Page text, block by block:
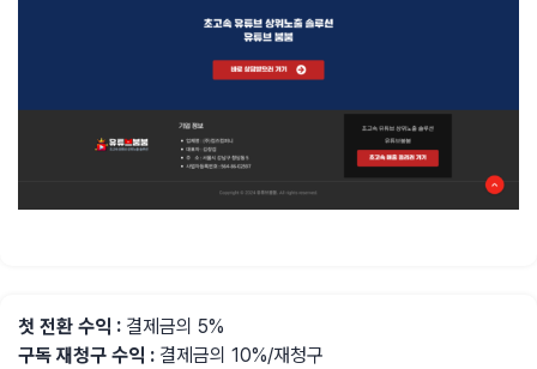
첫 전환 수익 : 결제금의 5%
구독 재청구 수익 : 결제금의 10%/재청구